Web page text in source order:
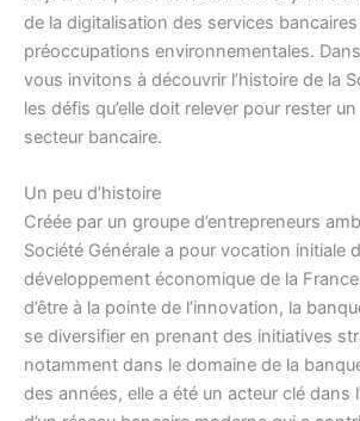
de la digitalisation des services bancaires
préoccupations environnementales.
vous invitons à découvrir l’histoire de la
les défis qu’elle doit relever pour rester
secteur bancaire.
Un peu d’histoire
Créée par un groupe d’entrepreneurs
Société Générale a pour vocation initiale
développement économique de la
d’être à la pointe de l’innovation, la
se diversifier en prenant des initiatives
notamment dans le domaine de la
des années, elle a été un acteur clé dans